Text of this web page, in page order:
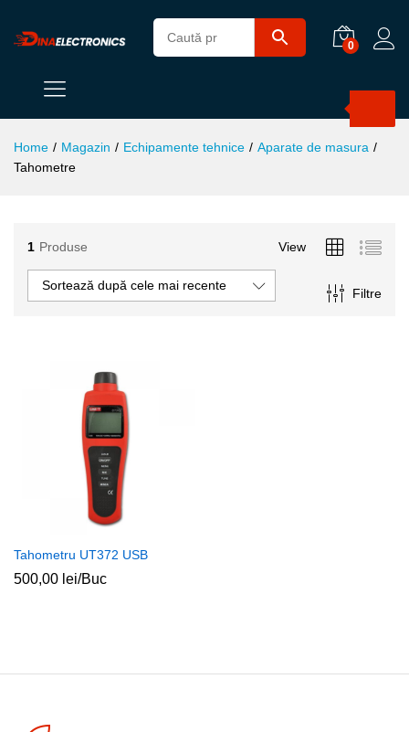
0
Home / Magazin / Echipamente tehnice / Aparate de masura /
Tahometre
1 Produse View
Filtre
Sortează după cele mai recente
Tahometru UT372 USB
500,00 lei/Buc